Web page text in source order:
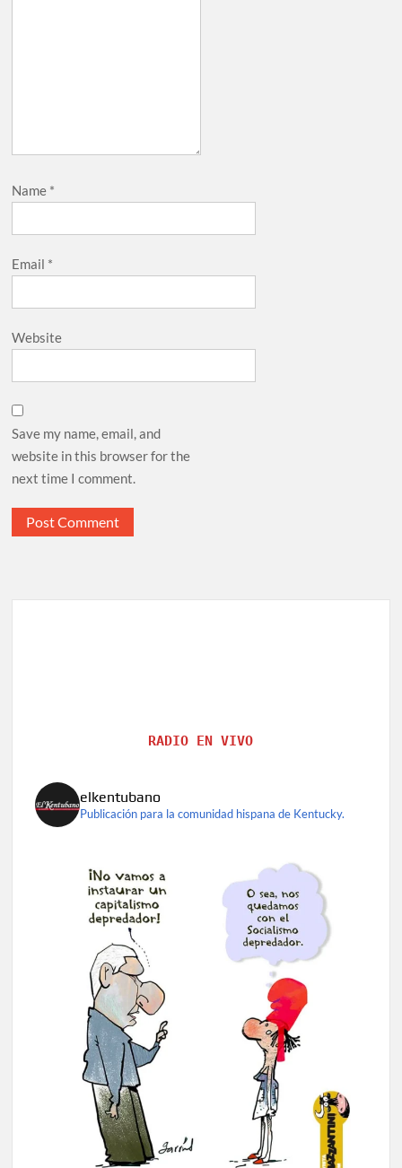
Name *
Email *
Website
Save my name, email, and
website in this browser for the
next time I comment.
RADIO EN VIVO
elkentubano
Publicación para la comunidad hispana de Kentucky.